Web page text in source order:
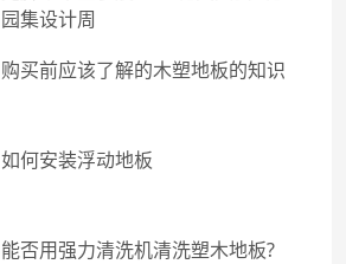
园集设计周
购买前应该了解的木塑地板的知识
如何安装浮动地板
能否用强力清洗机清洗塑木地板?